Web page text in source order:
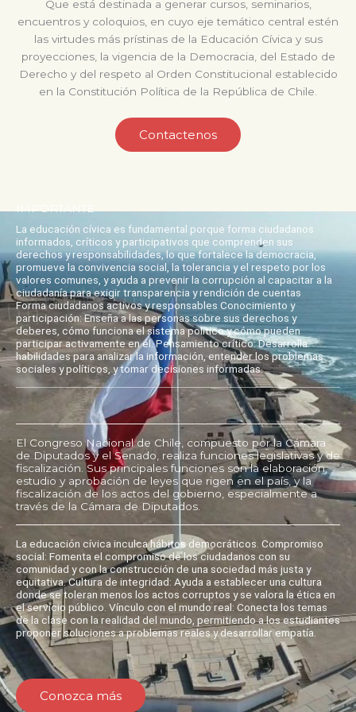
Que está destinada a generar cursos, seminarios,
encuentros y coloquios, en cuyo eje temático central estén
las virtudes más prístinas de la Educación Cívica y sus
proyecciones, la vigencia de la Democracia, del Estado de
Derecho y del respeto al Orden Constitucional establecido
en la Constitución Política de la República de Chile.
Contactenos
La educación cívica es fundamental porque forma ciudadanos
informados, críticos y participativos que comprenden sus
derechos y responsabilidades, lo que fortalece la democracia,
promueve la convivencia social, la tolerancia y el respeto por los
valores comunes, y ayuda a prevenir la corrupción al capacitar a la
ciudadanía para exigir transparencia y rendición de cuentas
Forma ciudadanos activos y responsables Conocimiento y
participación: Enseña a las personas sobre sus derechos y
deberes, cómo funciona el sistema político y cómo pueden
participar activamente en él. Pensamiento crítico: Desarrolla
habilidades para analizar la información, entender los problemas
sociales y políticos, y tomar decisiones informadas.
El Congreso Nacional de Chile, compuesto por la Cámara
de Diputados y el Senado, realiza funciones legislativas y de
fiscalización. Sus principales funciones son la elaboración,
estudio y aprobación de leyes que rigen en el país, y la
fiscalización de los actos del gobierno, especialmente a
través de la Cámara de Diputados.
La educación cívica inculca hábitos democráticos. Compromiso
social: Fomenta el compromiso de los ciudadanos con su
comunidad y con la construcción de una sociedad más justa y
equitativa. Cultura de integridad: Ayuda a establecer una cultura
donde se toleran menos los actos corruptos y se valora la ética en
el servicio público. Vínculo con el mundo real: Conecta los temas
de la clase con la realidad del mundo, permitiendo a los estudiantes
proponer soluciones a problemas reales y desarrollar empatía.
Conozca más